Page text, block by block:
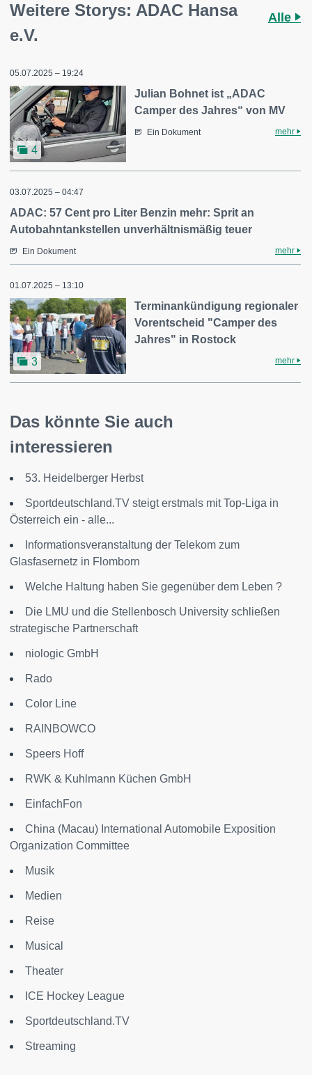
Weitere Storys: ADAC Hansa
e.V.
Alle
05.07.2025 – 19:24
4
Julian Bohnet ist „ADAC
Camper des Jahres“ von MV
Ein Dokument mehr
03.07.2025 – 04:47
ADAC: 57 Cent pro Liter Benzin mehr: Sprit an
Autobahntankstellen unverhältnismäßig teuer
Ein Dokument mehr
01.07.2025 – 13:10
3
Terminankündigung regionaler
Vorentscheid "Camper des
Jahres" in Rostock
mehr
Das könnte Sie auch
interessieren
53. Heidelberger Herbst
Sportdeutschland.TV steigt erstmals mit Top-Liga in
Österreich ein - alle...
Informationsveranstaltung der Telekom zum
Glasfasernetz in Flomborn
Welche Haltung haben Sie gegenüber dem Leben ?
Die LMU und die Stellenbosch University schließen
strategische Partnerschaft
niologic GmbH
Rado
Color Line
RAINBOWCO
Speers Hoff
RWK & Kuhlmann Küchen GmbH
EinfachFon
China (Macau) International Automobile Exposition
Organization Committee
Musik
Medien
Reise
Musical
Theater
ICE Hockey League
Sportdeutschland.TV
Streaming